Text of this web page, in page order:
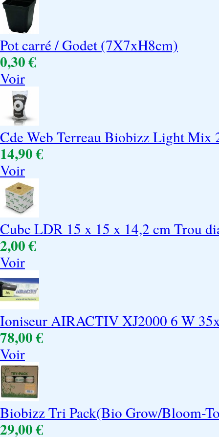
Pot carré / Godet (7X7xH8cm)
0,30 €
Voir
Cde Web Terreau Biobizz Light Mix
14,90 €
Voir
Cube LDR 15 x 15 x 14,2 cm Trou
2,00 €
Voir
Ioniseur AIRACTIV XJ2000 6 W
78,00 €
Voir
Biobizz Tri Pack(Bio Grow/Bloom-
29,00 €